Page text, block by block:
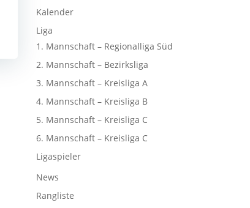
Kalender
Liga
1. Mannschaft – Regionalliga Süd
2. Mannschaft – Bezirksliga
3. Mannschaft – Kreisliga A
4. Mannschaft – Kreisliga B
5. Mannschaft – Kreisliga C
6. Mannschaft – Kreisliga C
Ligaspieler
News
Rangliste